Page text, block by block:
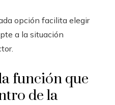
opción facilita elegir
a la situación
función que
de la